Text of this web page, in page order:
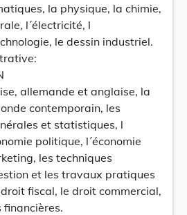
la physique, la chimie,
l´électricité, l
le dessin industriel.
allemande et anglaise, la
contemporain, les
et statistiques, l
politique, l´économie
les techniques
et les travaux pratiques
fiscal, le droit commercial,